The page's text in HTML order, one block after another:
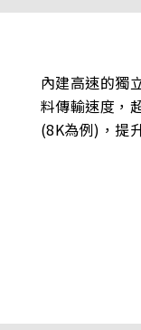
內建高速的獨
料傳輸速度，
(8K為例)，提